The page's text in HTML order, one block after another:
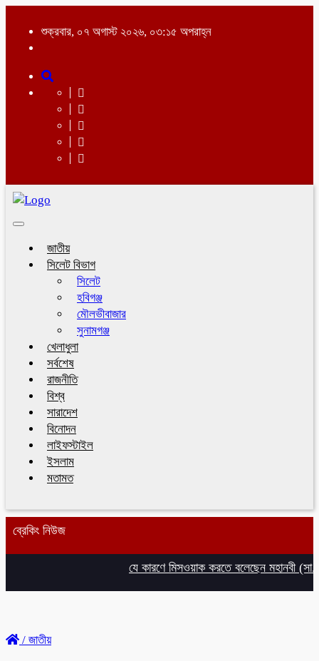
শুক্রবার, ০৭ অগাস্ট ২০২৬, ০৩:১৫ অপরাহ্ন
Toggle
জাতীয়
সিলেট বিভাগ
সিলেট
হবিগঞ্জ
মৌলভীবাজার
সুনামগঞ্জ
খেলাধুলা
সর্বশেষ
রাজনীতি
বিশ্ব
সারাদেশ
বিনোদন
লাইফস্টাইল
ইসলাম
মতামত
ব্রেকিং নিউজ
যে কারণে মিসওয়াক করতে বলেছেন মহানবী (সা.),
/ জাতীয়